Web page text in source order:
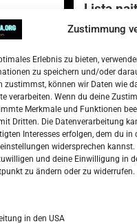
Zustimmung
Erlebnis zu bieten,
zu speichern und/oder
zustimmst, können wir Daten wie
verarbeiten. Wenn du deine
Merkmale und Funktionen
Dritten. Die Datenverarbeitung
Interesses erfolgen, dem du in
widersprechen
und deine Einwilligung in
zu ändern oder zu widerrufen.
in den USA
Lista
–